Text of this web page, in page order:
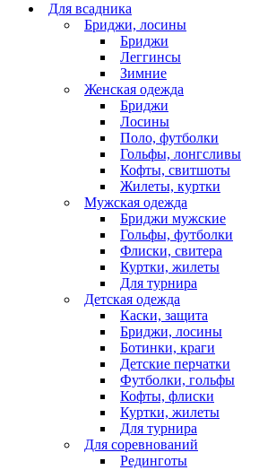
Для всадника
Бриджи, лосины
Бриджи
Леггинсы
Зимние
Женская одежда
Бриджи
Лосины
Поло, футболки
Гольфы, лонгсливы
Кофты, свитшоты
Жилеты, куртки
Мужская одежда
Бриджи мужские
Гольфы, футболки
Флиски, свитера
Куртки, жилеты
Для турнира
Детская одежда
Каски, защита
Бриджи, лосины
Ботинки, краги
Детские перчатки
Футболки, гольфы
Кофты, флиски
Куртки, жилеты
Для турнира
Для соревнований
Рединготы